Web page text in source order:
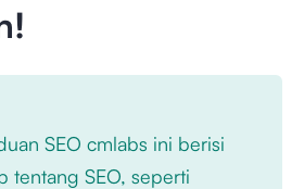
SEO cmlabs ini berisi
tentang SEO, seperti